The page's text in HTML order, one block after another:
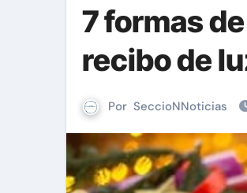
7 formas
recibo de
Por SeccioNNoticias